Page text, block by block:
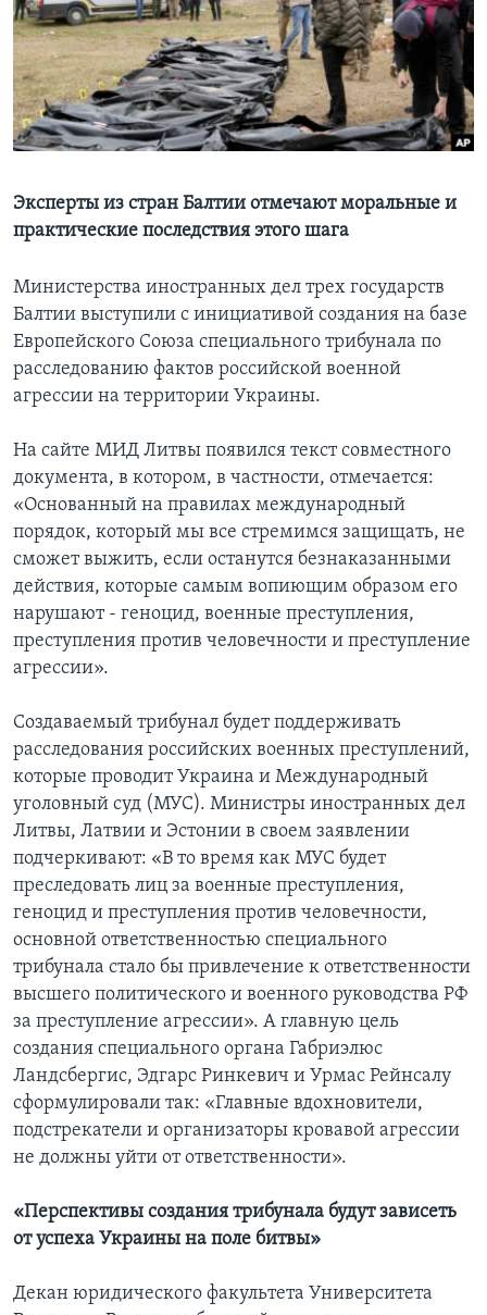
Learning English
СОЦИАЛЬНЫЕ СЕТИ
Языки
Эксперты из стран Балтии отмечают моральные и
практические последствия этого шага
Министерства иностранных дел трех государств
Балтии выступили с инициативой создания на базе
Европейского Союза специального трибунала по
расследованию фактов российской военной
агрессии на территории Украины.
На сайте МИД Литвы появился текст совместного
документа, в котором, в частности, отмечается:
«Основанный на правилах международный
порядок, который мы все стремимся защищать, не
сможет выжить, если останутся безнаказанными
действия, которые самым вопиющим образом его
нарушают - геноцид, военные преступления,
преступления против человечности и преступление
агрессии».
Создаваемый трибунал будет поддерживать
расследования российских военных преступлений,
которые проводит Украина и Международный
уголовный суд (МУС). Министры иностранных дел
Литвы, Латвии и Эстонии в своем заявлении
подчеркивают: «В то время как МУС будет
преследовать лиц за военные преступления,
геноцид и преступления против человечности,
основной ответственностью специального
трибунала стало бы привлечение к ответственности
высшего политического и военного руководства РФ
за преступление агрессии». А главную цель
создания специального органа Габриэлюс
Ландсбергис, Эдгарс Ринкевич и Урмас Рейнсалу
сформулировали так: «Главные вдохновители,
подстрекатели и организаторы кровавой агрессии
не должны уйти от ответственности».
«Перспективы создания трибунала будут зависеть
от успеха Украины на поле битвы»
Декан юридического факультета Университета